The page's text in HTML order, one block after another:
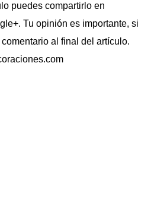
puedes compartirlo en
Tu opinión es importante, si
al final del artículo.